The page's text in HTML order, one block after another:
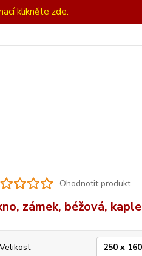
klikněte zde.
Ohodnotit produkt
zámek, béžová, kaple
Velikost